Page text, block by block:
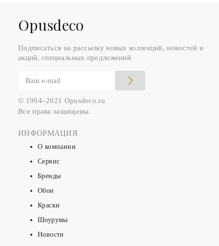
Оpusdeco
Подписаться на рассылку новых коллекций, новостей и
акций, специальных предложений
© 1994–2021 Opusdeco.ru
Все права защищены.
ИНФОРМАЦИЯ
О компании
Сервис
Бренды
Обои
Краски
Шоурумы
Новости